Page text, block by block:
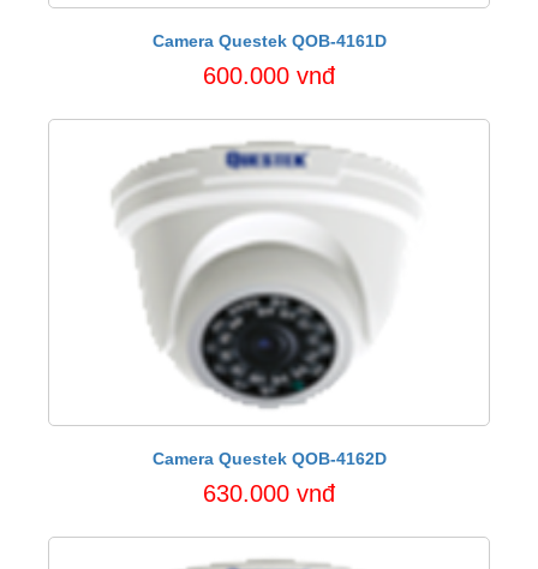
Camera Questek QOB-4161D
600.000 vnđ
Camera Questek QOB-4162D
630.000 vnđ